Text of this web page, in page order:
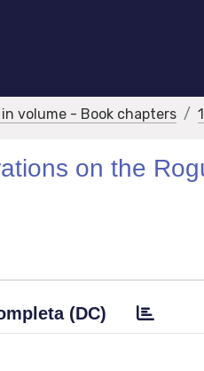
volume - Book chapters
on the
(DC)